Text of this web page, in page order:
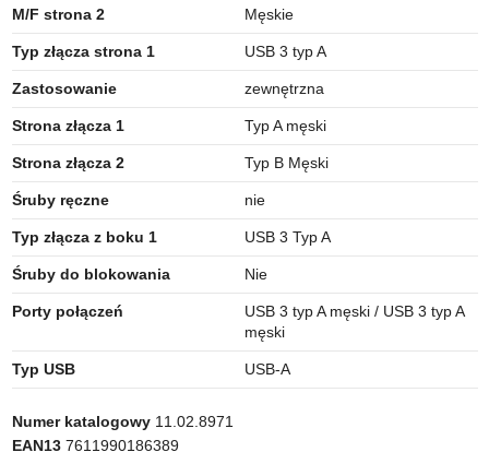
M/F strona 2 Męskie
Typ złącza strona 1 USB 3 typ A
Zastosowanie zewnętrzna
Strona złącza 1 Typ A męski
Strona złącza 2 Typ B Męski
Śruby ręczne nie
Typ złącza z boku 1 USB 3 Typ A
Śruby do blokowania Nie
Porty połączeń
USB 3 typ A męski / USB 3 typ A
męski
Typ USB USB-A
Numer katalogowy 11.02.8971
EAN13 7611990186389